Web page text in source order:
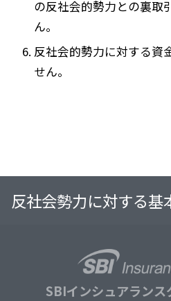
の反社会的勢力との裏取
ん。
反社会的勢力に対する資
せん。
反社会勢力に対する基
SBIインシュアランス